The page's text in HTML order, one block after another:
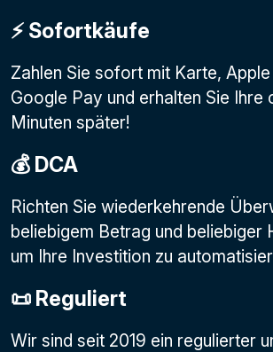
⚡️ Sofortkäufe
Zahlen Sie sofort mit Karte,
Google Pay und erhalten Sie Ihre
Minuten später!
💰 DCA
Richten Sie wiederkehrende
beliebigem Betrag und beliebiger
um Ihre Investition zu
📜 Reguliert
Wir sind seit 2019 ein regulierter